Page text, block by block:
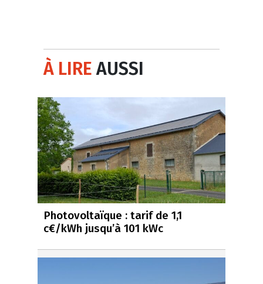
À LIREAUSSI
Photovoltaïque : tarif de 1,1
c€/kWh jusqu’à 101 kWc